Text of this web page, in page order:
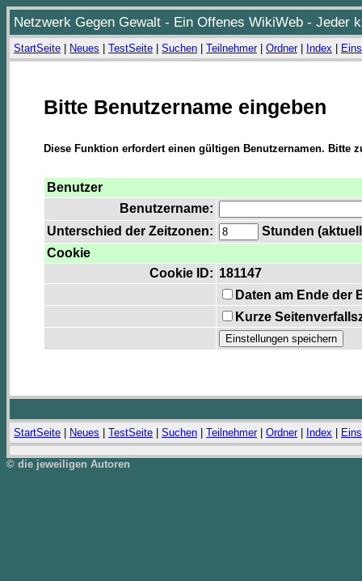
Netzwerk Gegen Gewalt - Ein Offenes WikiWeb - Jeder
StartSeite Neues TestSeite Suchen Teilnehmer| Ordner| Index
Bitte Benutzername eingeben
Diese Funktion erfordert einen gültigen Benutzernamen. Bitte
Benutzer
Benutzername:
Unterschied der Zeitzonen:
Stunden
Cookie
Cookie ID: 181147
Daten am Ende der
Kurze
StartSeite Neues TestSeite Suchen Teilnehmer| Ordner| Index
© die jeweiligen Autoren